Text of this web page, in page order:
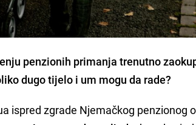
penzionih primanja trenutno
dugo tijelo i um mogu da rade?
ispred zgrade Njemačkog penzionog